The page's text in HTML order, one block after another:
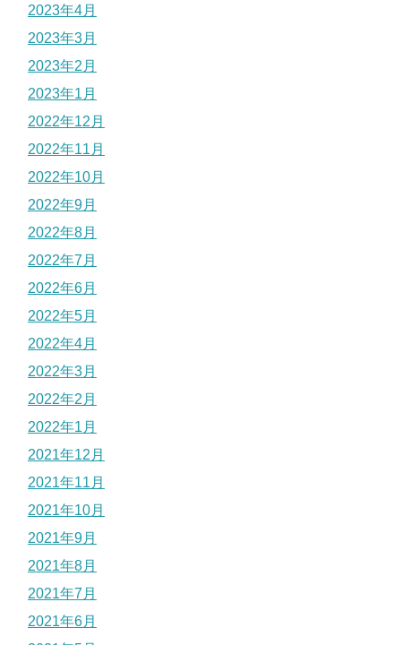
2023年4月
2023年3月
2023年2月
2023年1月
2022年12月
2022年11月
2022年10月
2022年9月
2022年8月
2022年7月
2022年6月
2022年5月
2022年4月
2022年3月
2022年2月
2022年1月
2021年12月
2021年11月
2021年10月
2021年9月
2021年8月
2021年7月
2021年6月